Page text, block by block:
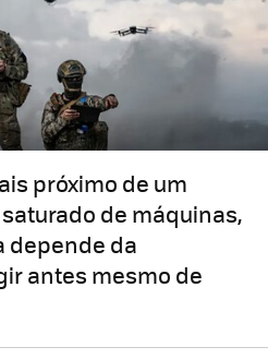
próximo de um
de máquinas,
depende da
antes mesmo de